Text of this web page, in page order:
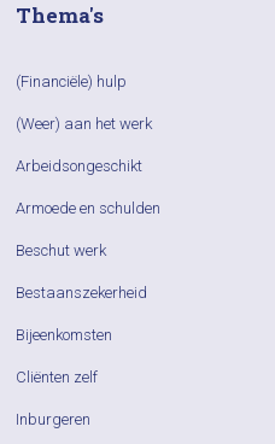
Thema's
(Financiële) hulp
(Weer) aan het werk
Arbeidsongeschikt
Armoede en schulden
Beschut werk
Bestaanszekerheid
Bijeenkomsten
Cliënten zelf
Inburgeren